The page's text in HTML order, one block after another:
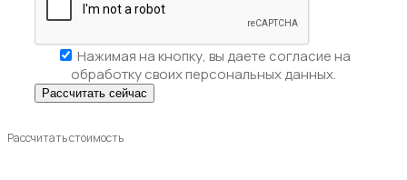
Нажимая на кнопку, вы даете согласие на
обработку своих персональных данных.
Рассчитать стоимость